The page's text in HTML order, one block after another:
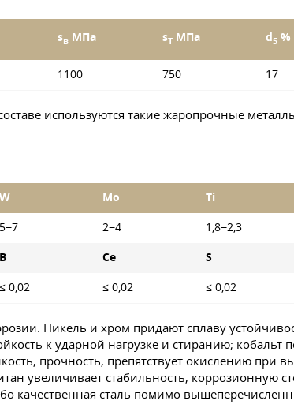
sв МПа sT МПа d5 %
1100 750 17
используются такие жаропрочные
W Mo Ti
5−7 2−4 1,8−2,3
B Ce S
≤ 0,02 ≤ 0,02 ≤ 0,02
Никель и хром придают сплаву
к ударной нагрузке и стиранию;
прочность, препятствует окислению при
увеличивает стабильность, коррозионную
качественная сталь помимо